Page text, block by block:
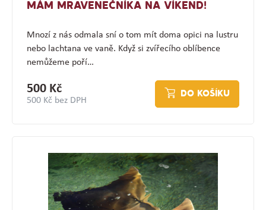
MÁM MRAVENEČNÍKA NA VÍKEND!
Mnozí z nás odmala sní o tom mít doma opici na lustru
nebo lachtana ve vaně. Když si zvířecího oblíbence
nemůžeme poří…
500 Kč
500 Kč bez DPH
DO KOŠÍKU